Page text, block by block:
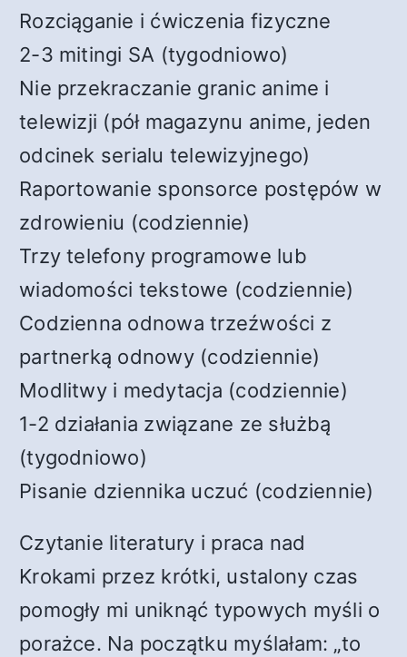
Rozciąganie i ćwiczenia fizyczne
2-3 mitingi SA (tygodniowo)
Nie przekraczanie granic anime i
telewizji (pół magazynu anime, jeden
odcinek serialu telewizyjnego)
Raportowanie sponsorce postępów w
zdrowieniu (codziennie)
Trzy telefony programowe lub
wiadomości tekstowe (codziennie)
Codzienna odnowa trzeźwości z
partnerką odnowy (codziennie)
Modlitwy i medytacja (codziennie)
1-2 działania związane ze służbą
(tygodniowo)
Pisanie dziennika uczuć (codziennie)
Czytanie literatury i praca nad
Krokami przez krótki, ustalony czas
pomogły mi uniknąć typowych myśli o
porażce. Na początku myślałam: „to